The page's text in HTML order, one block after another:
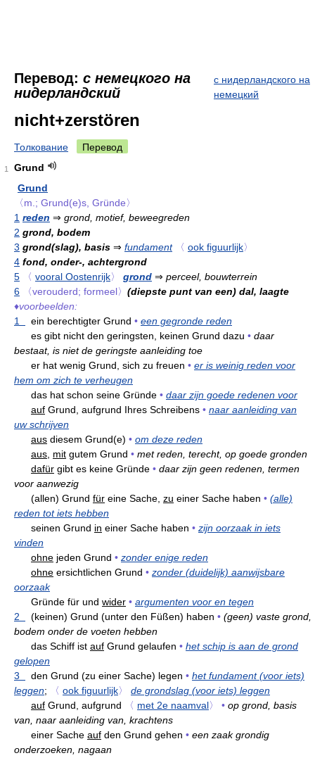
Перевод: с немецкого на
нидерландский
с нидерландского на
немецкий
nicht+zerstören
Толкование Перевод
1
Grund
Grund
〈m.; Grund(e)s, Gründe〉
1 reden ⇒ grond, motief, beweegreden
2 grond, bodem
3 grond(slag), basis ⇒ fundament 〈 ook figuurlijk〉
4 fond, onder-, achtergrond
5
〈 vooral Oostenrijk〉 grond ⇒ perceel, bouwterrein
6
〈verouderd; formeel〉 (diepste punt van een) dal, laagte
♦voorbeelden:
1
ein berechtigter Grund • een gegronde reden
es gibt nicht den geringsten, keinen Grund dazu • daar
bestaat, is niet de geringste aanleiding toe
er hat wenig Grund, sich zu freuen • er is weinig reden voor
hem om zich te verheugen
das hat schon seine Gründe • daar zijn goede redenen voor
auf Grund, aufgrund Ihres Schreibens • naar aanleiding van
uw schrijven
aus diesem Grund(e) • om deze reden
aus, mit gutem Grund • met reden, terecht, op goede gronden
dafür gibt es keine Gründe • daar zijn geen redenen, termen
voor aanwezig
(allen) Grund für eine Sache, zu einer Sache haben • (alle)
reden tot iets hebben
seinen Grund in einer Sache haben • zijn oorzaak in iets
vinden
ohne jeden Grund • zonder enige reden
ohne ersichtlichen Grund • zonder (duidelijk) aanwijsbare
oorzaak
Gründe für und wider • argumenten voor en tegen
2
(keinen) Grund (unter den Füßen) haben • (geen) vaste grond,
bodem onder de voeten hebben
das Schiff ist auf Grund gelaufen • het schip is aan de grond
gelopen
3
den Grund (zu einer Sache) legen • het fundament (voor iets)
leggen; 〈 ook figuurlijk〉
de grondslag (voor iets) leggen
auf Grund, aufgrund 〈 met 2e naamval〉 • op grond, basis
van, naar aanleiding van, krachtens
einer Sache auf den Grund gehen • een zaak grondig
onderzoeken, nagaan